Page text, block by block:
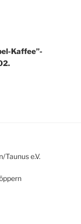
Kaffee”-
Taunus e.V.